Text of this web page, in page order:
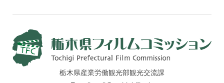
栃木県産業労働観光部観光交流課